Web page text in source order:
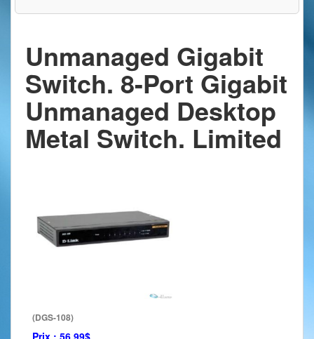
Unmanaged Gigabit
Switch. 8-Port Gigabit
Unmanaged Desktop
Metal Switch. Limited
(DGS-108)
Prix : 56.99$